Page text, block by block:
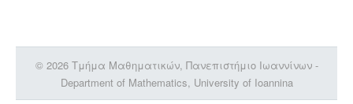
© 2026 Τμήμα Μαθηματικών, Πανεπιστήμιο Ιωαννίνων -
Department of Mathematics, University of Ioannina